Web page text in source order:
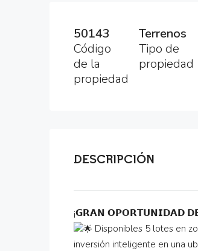
50143
Código
de la
propiedad
Terrenos
Tipo de
propiedad
DESCRIPCIÓN
¡𝗚𝗥𝗔𝗡 𝗢𝗣𝗢𝗥𝗧𝗨𝗡𝗜𝗗𝗔𝗗
Disponibles 5 lotes en
inversión inteligente en una